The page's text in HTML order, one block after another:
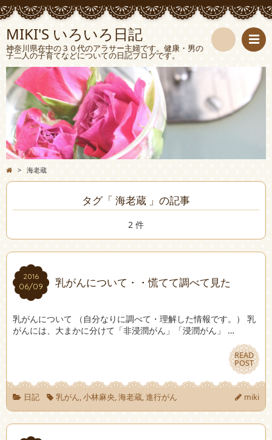
MIKI'S いろいろ日記
神奈川県在中の３０代のアラサー主婦です。健康・男の
子二人の子育てなどについての日記ブログです。
> 海老蔵
タグ「 海老蔵 」の記事
2 件
2016
06/09
2016
06/09 乳がんについて・・慌てて調べて見た
乳がんについて （自分なりに調べて・理解した情報です。） 乳
がんには、大まかに分けて「非浸潤がん」「浸潤がん」 …
READ
POST
READ
POST
日記 乳がん,小林麻央,海老蔵,進行がん miki